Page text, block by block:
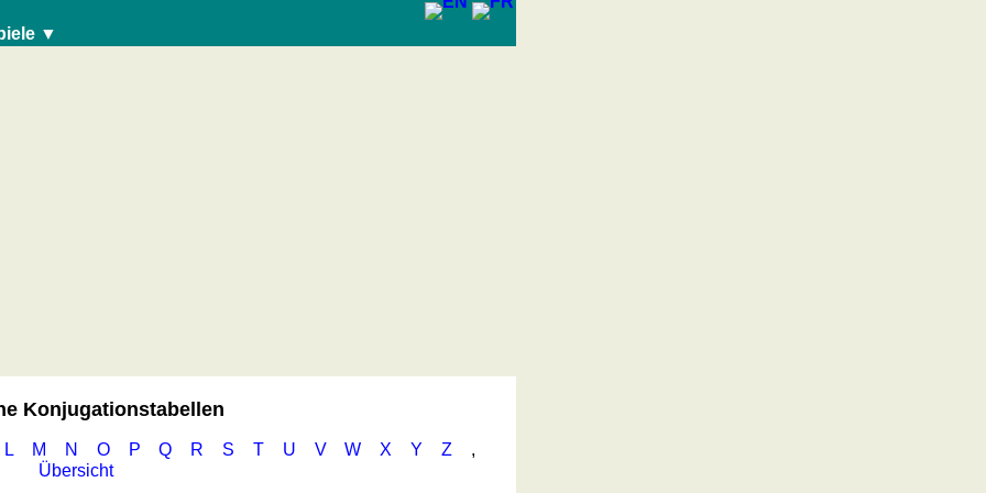
▼
Konjugationstabellen
L M N O P Q R S T U V W X Y Z ,
Übersicht